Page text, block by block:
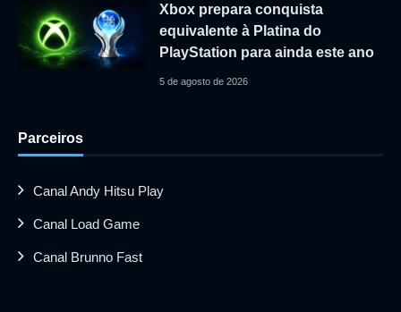
Xbox prepara conquista
equivalente à Platina do
PlayStation para ainda este ano
5 de agosto de 2026
Parceiros
Canal Andy Hitsu Play
Canal Load Game
Canal Brunno Fast